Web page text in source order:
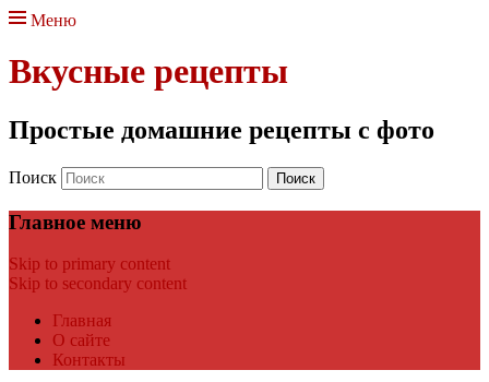
Меню
Вкусные рецепты
Простые домашние рецепты с фото
Поиск
Главное меню
Skip to primary content
Skip to secondary content
Главная
О сайте
Контакты